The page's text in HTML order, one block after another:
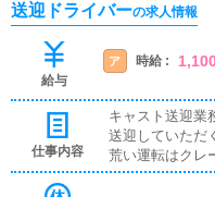
送迎ドライバーの求人情報
給与
ア 時給 :
仕事内容
キャスト送迎業
送迎していた
荒い運転はクレ